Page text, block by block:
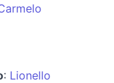
: Lionello